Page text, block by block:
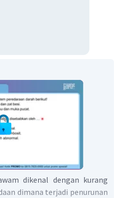
dikenal dengan kurang
dimana terjadi penurunan